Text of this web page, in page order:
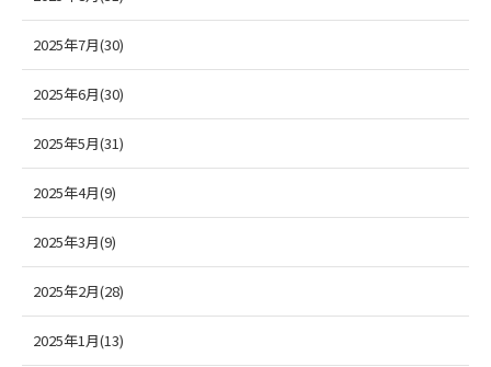
2025年7月(30)
2025年6月(30)
2025年5月(31)
2025年4月(9)
2025年3月(9)
2025年2月(28)
2025年1月(13)